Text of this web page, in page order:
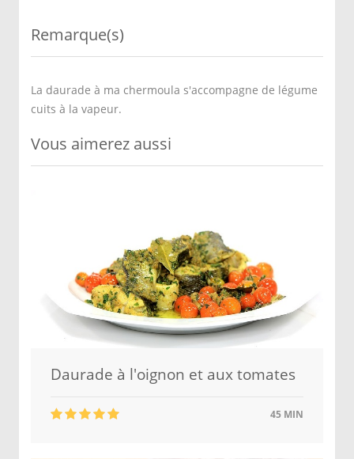
Remarque(s)
La daurade à ma chermoula s'accompagne de légume
cuits à la vapeur.
Vous aimerez aussi
Daurade à l'oignon et aux tomates
45 MIN